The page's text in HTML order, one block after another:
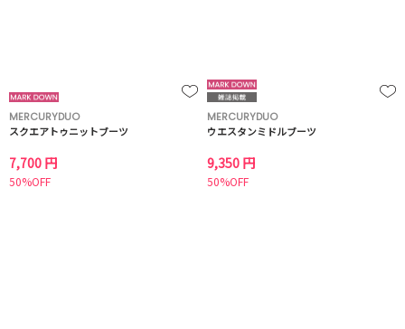
MERCURYDUO
スクエアトゥニットブーツ
7,700 円
50%OFF
MERCURYDUO
ウエスタンミドルブーツ
9,350 円
50%OFF